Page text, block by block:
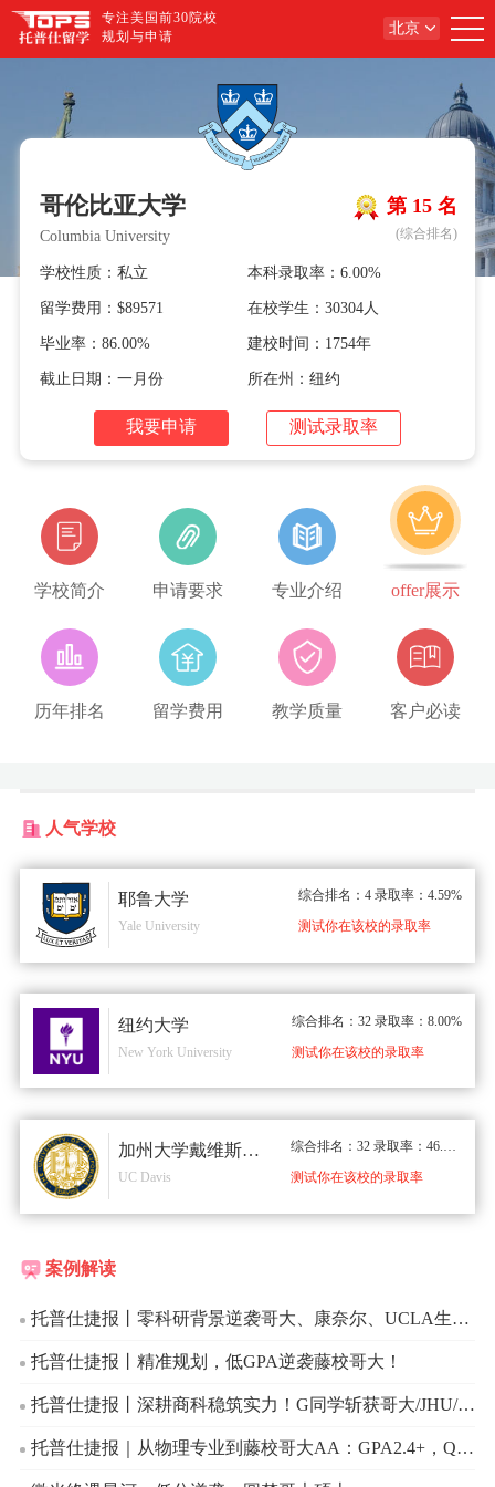
专注美国前30院校
规划与申请
北京
哥伦比亚大学
Columbia University
学校性质：私立 本科录取率：6.00%
留学费用：$89571 在校学生：30304人
毕业率：86.00% 建校时间：1754年
截止日期：一月份 所在州：纽约
我要申请 测试录取率
第 15 名
(综合排名)
学校简介 申请要求 专业介绍 offer展示
历年排名 留学费用 教学质量 客户必读
人气学校
耶鲁大学
Yale University
综合排名：4 录取率：4.59%
测试你在该校的录取率
纽约大学
New York University
综合排名：32 录取率：8.00%
测试你在该校的录取率
加州大学戴维斯分校
UC Davis
综合排名：32 录取率：46.00%
测试你在该校的录取率
案例解读
托普仕捷报丨零科研背景逆袭哥大、康奈尔、UCLA生物统计硕士
托普仕捷报丨精准规划，低GPA逆袭藤校哥大！
托普仕捷报丨深耕商科稳筑实力！G同学斩获哥大/JHU/USC美国Top30商科录取
托普仕捷报｜从物理专业到藤校哥大AA：GPA2.4+，Q同学的逆袭之路